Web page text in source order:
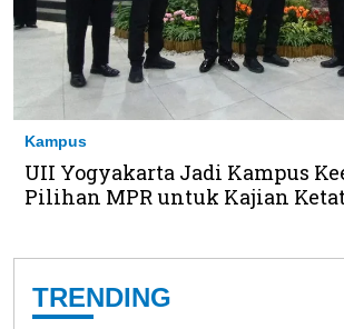
Kampus
UII Yogyakarta Jadi Kampus
Pilihan MPR untuk Kajian
TRENDING